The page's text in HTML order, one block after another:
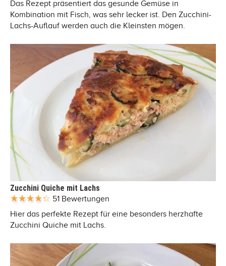
Das Rezept präsentiert das gesunde Gemüse in
Kombination mit Fisch, was sehr lecker ist. Den Zucchini-
Lachs-Auflauf werden auch die Kleinsten mögen.
Zucchini Quiche mit Lachs
51 Bewertungen
Hier das perfekte Rezept für eine besonders herzhafte
Zucchini Quiche mit Lachs.